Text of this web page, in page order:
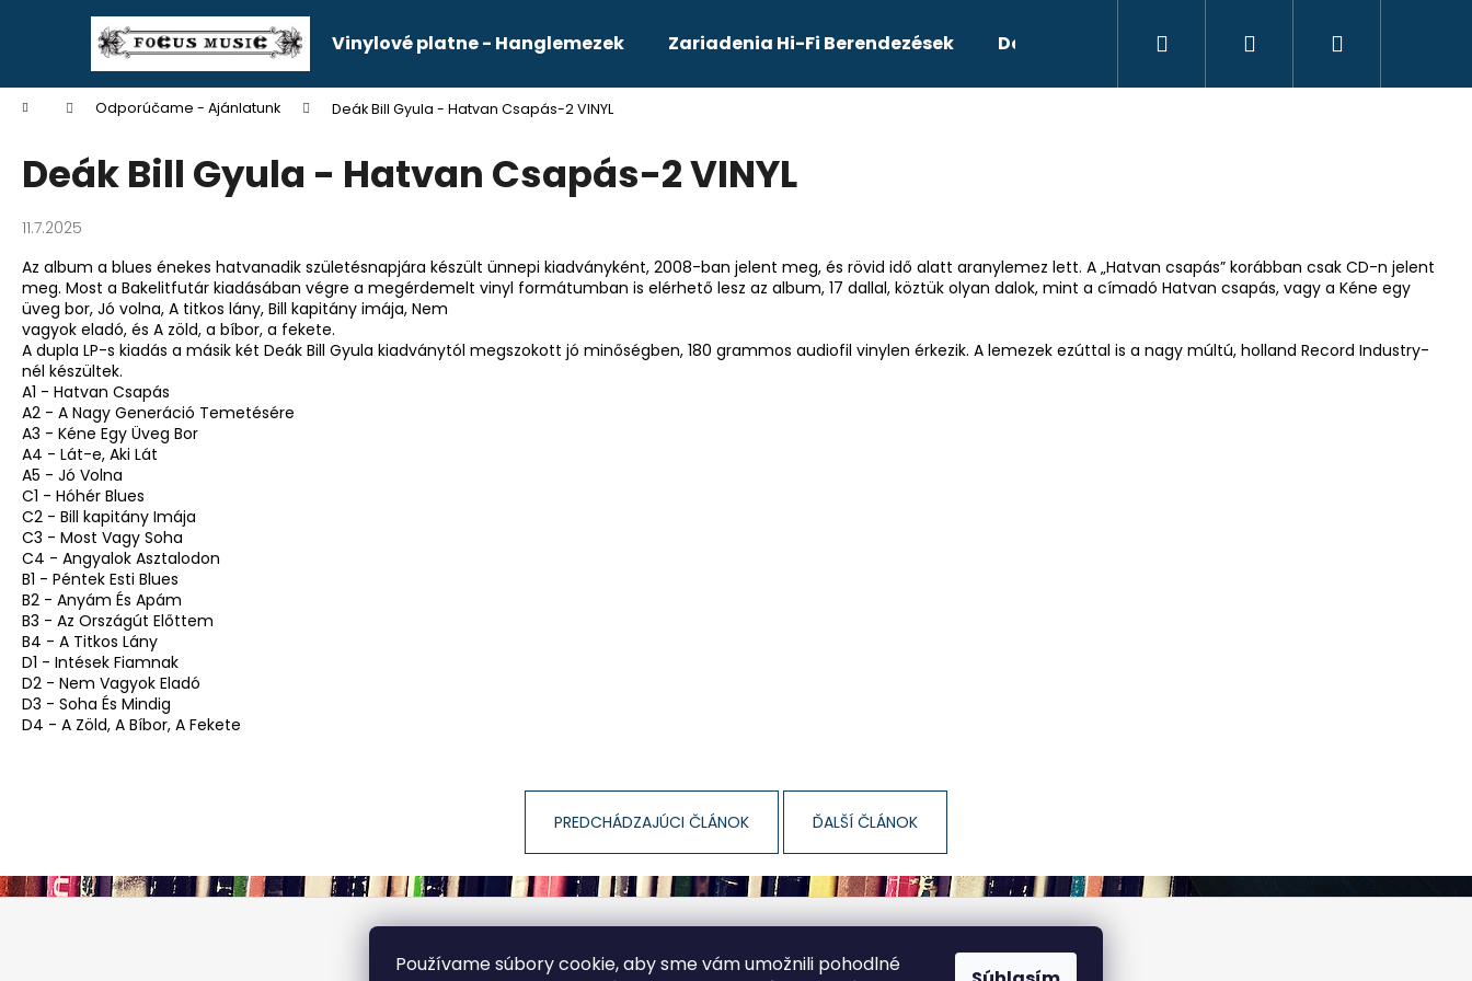
Používame súbory cookie, aby sme vám umožnili pohodlné
Vinylové platne - Hanglemezek Zariadenia Hi-Fi Berendezések Doplnky - Kiegészítők Služby - Szolgáltatások
Hľadať Prihlásenie
Domov Odporúčame - Ajánlatunk Deák Bill Gyula - Hatvan Csapás-2 VINYL
Deák Bill Gyula - Hatvan Csapás-2 VINYL
11.7.2025
Az album a blues énekes hatvanadik születésnapjára készült ünnepi kiadványként, 2008-ban jelent meg, és rövid idő alatt aranylemez lett. A „Hatvan csapás” korábban csak CD-n jelent
meg. Most a Bakelitfutár kiadásában végre a megérdemelt vinyl formátumban is elérhető lesz az album, 17 dallal, köztük olyan dalok, mint a címadó Hatvan csapás, vagy a Kéne egy
üveg bor, Jó volna, A titkos lány, Bill kapitány imája, Nem
vagyok eladó, és A zöld, a bíbor, a fekete.
A dupla LP-s kiadás a másik két Deák Bill Gyula kiadványtól megszokott jó minőségben, 180 grammos audiofil vinylen érkezik. A lemezek ezúttal is a nagy múltú, holland Record Industry-
nél készültek.
A1 - Hatvan Csapás
A2 - A Nagy Generáció Temetésére
A3 - Kéne Egy Üveg Bor
A4 - Lát-e, Aki Lát
A5 - Jó Volna
C1 - Hóhér Blues
C2 - Bill kapitány Imája
C3 - Most Vagy Soha
C4 - Angyalok Asztalodon
B1 - Péntek Esti Blues
B2 - Anyám És Apám
B3 - Az Országút Előttem
B4 - A Titkos Lány
D1 - Intések Fiamnak
D2 - Nem Vagyok Eladó
D3 - Soha És Mindig
D4 - A Zöld, A Bíbor, A Fekete
PREDCHÁDZAJÚCI ČLÁNOK ĎALŠÍ ČLÁNOK
í
Späť
do
obchodu
Späť
do
obchodu
Čo potrebujete nájsť?
Z